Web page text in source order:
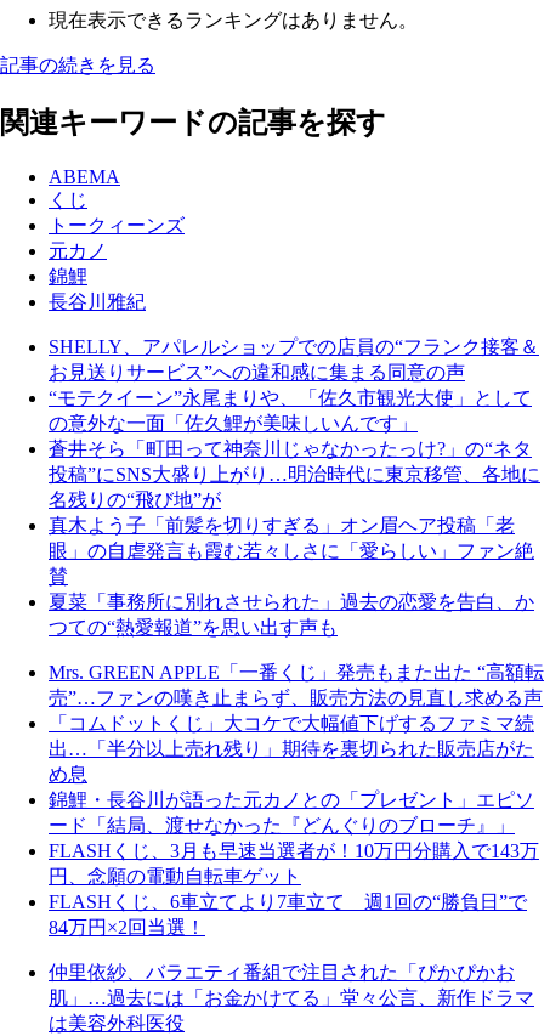
現在表示できるランキングはありません。
記事の続きを見る
関連キーワードの記事を探す
ABEMA
くじ
トークィーンズ
元カノ
錦鯉
長谷川雅紀
SHELLY、アパレルショップでの店員の“フランク接客＆
お見送りサービス”への違和感に集まる同意の声
“モテクイーン”永尾まりや、「佐久市観光大使」として
の意外な一面「佐久鯉が美味しいんです」
蒼井そら「町田って神奈川じゃなかったっけ?」の“ネタ
投稿”にSNS大盛り上がり…明治時代に東京移管、各地に
名残りの“飛び地”が
真木よう子「前髪を切りすぎる」オン眉ヘア投稿「老
眼」の自虐発言も霞む若々しさに「愛らしい」ファン絶
賛
夏菜「事務所に別れさせられた」過去の恋愛を告白、か
つての“熱愛報道”を思い出す声も
Mrs. GREEN APPLE「一番くじ」発売もまた出た “高額転
売”…ファンの嘆き止まらず、販売方法の見直し求める声
「コムドットくじ」大コケで大幅値下げするファミマ続
出…「半分以上売れ残り」期待を裏切られた販売店がた
め息
錦鯉・長谷川が語った元カノとの「プレゼント」エピソ
ード「結局、渡せなかった『どんぐりのブローチ』」
FLASHくじ、3月も早速当選者が！10万円分購入で143万
円、念願の電動自転車ゲット
FLASHくじ、6車立てより7車立て 週1回の“勝負日”で
84万円×2回当選！
仲里依紗、バラエティ番組で注目された「ぴかぴかお
肌」…過去には「お金かけてる」堂々公言、新作ドラマ
は美容外科医役